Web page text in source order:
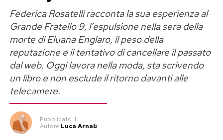
Francesca Manzini: «Mi spinsero a
dimagrire»
«Ero conduttrice diStriscia la notiziae mi
spinsero a dimagrire per essere all’altezza del
programma», ha raccontato Francesca Manzini.
Una richiesta che, per sua stessa ammissione,
riuscì a lasciarsi alle spalle soltanto attraverso
Federica Rosatelli racconta la sua esperienza al
Grande Fratello 9, l’espulsione nella sera della
morte di Eluana Englaro, il peso della
reputazione e il tentativo di cancellare il passato
dal web. Oggi lavora nella moda, sta scrivendo
un libro e non esclude il ritorno davanti alle
telecamere.
Pubblicato il
Autore Luca Arnaù